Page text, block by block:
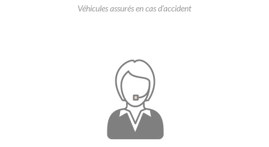
Véhicules assurés en cas d’accident